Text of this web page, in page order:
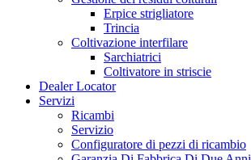
Erpice strigliatore
Trincia
Coltivazione interfilare
Sarchiatrici
Coltivatore in striscie
Dealer Locator
Servizi
Ricambi
Servizio
Configuratore di pezzi di ricambio